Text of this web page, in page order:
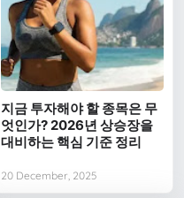
지금 투자해야 할 종목은 무
엇인가? 2026년 상승장을
대비하는 핵심 기준 정리
20 December, 2025